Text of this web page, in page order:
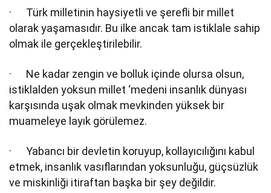
· Türk milletinin haysiyetli ve şerefli bir millet
olarak yaşamasıdır. Bu ilke ancak tam istiklale sahip
olmak ile gerçekleştirilebilir.
· Ne kadar zengin ve bolluk içinde olursa olsun,
istiklalden yoksun millet ‘medeni insanlık dünyası
karşısında uşak olmak mevkinden yüksek bir
muameleye layık görülemez.
· Yabancı bir devletin koruyup, kollayıcılığını kabul
etmek, insanlık vasıflarından yoksunluğu, güçsüzlük
ve miskinliği itiraftan başka bir şey değildir.